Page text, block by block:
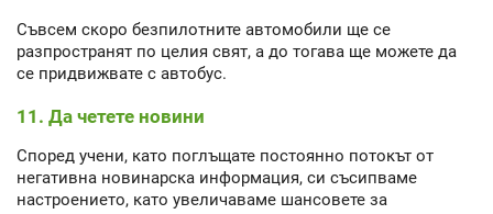
Съвсем скоро безпилотните автомобили ще се
разпространят по целия свят, а до тогава ще можете да
се придвижвате с автобус.
11. Да четете новини
Според учени, като поглъщате постоянно потокът от
негативна новинарска информация, си съсипваме
настроението, като увеличаваме шансовете за